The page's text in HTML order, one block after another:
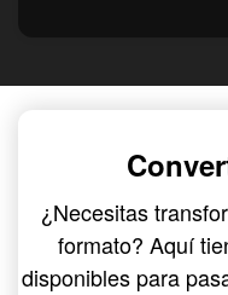
¿Necesitas
formato? Aquí
disponibles para